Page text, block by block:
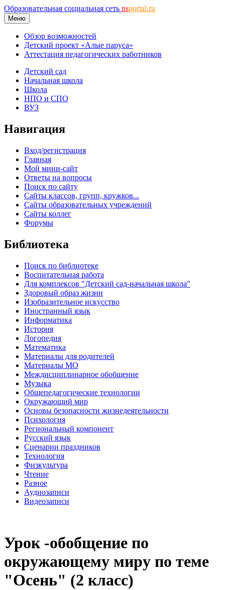
Образовательная социальная сеть nsportal.ru
Меню
Обзор возможностей
Детский проект «Алые паруса»
Аттестация педагогических работников
Детский сад
Начальная школа
Школа
НПО и СПО
ВУЗ
Навигация
Вход/регистрация
Главная
Мой мини-сайт
Ответы на вопросы
Поиск по сайту
Сайты классов, групп, кружков...
Сайты образовательных учреждений
Сайты коллег
Форумы
Библиотека
Поиск по библиотеке
Воспитательная работа
Для комплексов "Детский сад-начальная школа"
Здоровый образ жизни
Изобразительное искусство
Иностранный язык
Информатика
История
Логопедия
Математика
Материалы для родителей
Материалы МО
Междисциплинарное обобщение
Музыка
Общепедагогические технологии
Окружающий мир
Основы безопасности жизнедеятельности
Психология
Региональный компонент
Русский язык
Сценарии праздников
Технология
Физкультура
Чтение
Разное
Аудиозаписи
Видеозаписи
Урок -обобщение по
окружающему миру по теме
"Осень" (2 класс)